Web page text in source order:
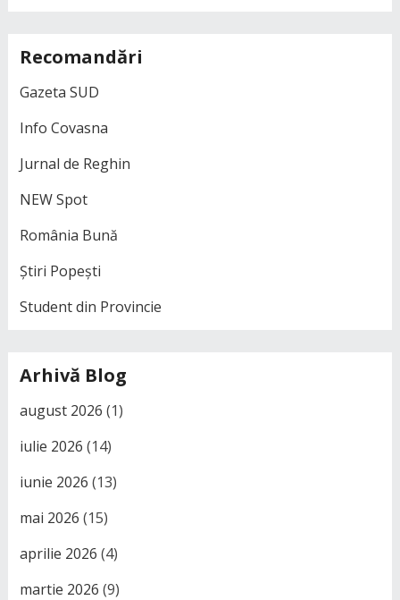
Recomandări
Gazeta SUD
Info Covasna
Jurnal de Reghin
NEW Spot
România Bună
Știri Popești
Student din Provincie
Arhivă Blog
august 2026 (1)
iulie 2026 (14)
iunie 2026 (13)
mai 2026 (15)
aprilie 2026 (4)
martie 2026 (9)